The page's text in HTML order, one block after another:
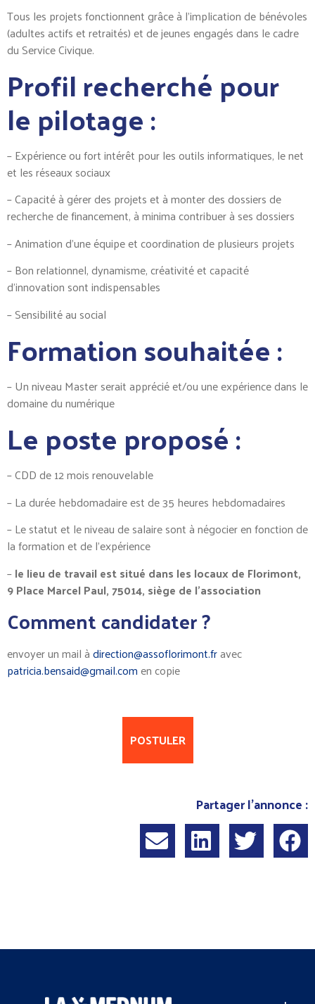
Tous les projets fonctionnent grâce à l’implication de bénévoles
(adultes actifs et retraités) et de jeunes engagés dans le cadre
du Service Civique.
Profil recherché pour
le pilotage :
– Expérience ou fort intérêt pour les outils informatiques, le net
et les réseaux sociaux
– Capacité à gérer des projets et à monter des dossiers de
recherche de financement, à minima contribuer à ses dossiers
– Animation d’une équipe et coordination de plusieurs projets
– Bon relationnel, dynamisme, créativité et capacité
d’innovation sont indispensables
– Sensibilité au social
Formation souhaitée :
– Un niveau Master serait apprécié et/ou une expérience dans le
domaine du numérique
Le poste proposé :
– CDD de 12 mois renouvelable
– La durée hebdomadaire est de 35 heures hebdomadaires
– Le statut et le niveau de salaire sont à négocier en fonction de
la formation et de l’expérience
–le lieu de travail est situé dans les locaux de Florimont,
9 Place Marcel Paul, 75014, siège de l’association
Comment candidater ?
envoyer un mail àdirection@assoflorimont.fravec
patricia.bensaid@gmail.com en copie
POSTULER
Partager l'annonce :